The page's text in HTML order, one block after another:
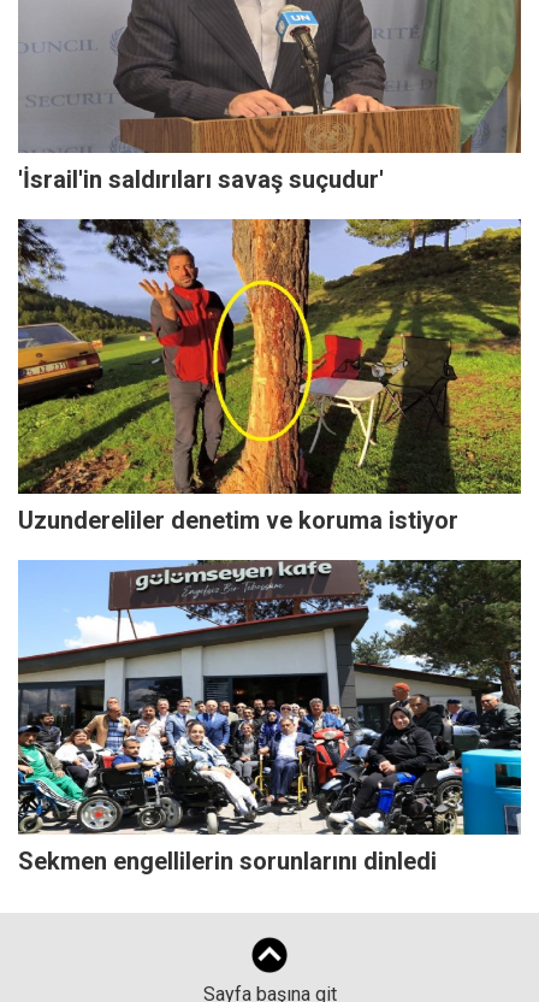
'İsrail'in saldırıları savaş suçudur'
Uzundereliler denetim ve koruma istiyor
Sekmen engellilerin sorunlarını dinledi
Sayfa başına git